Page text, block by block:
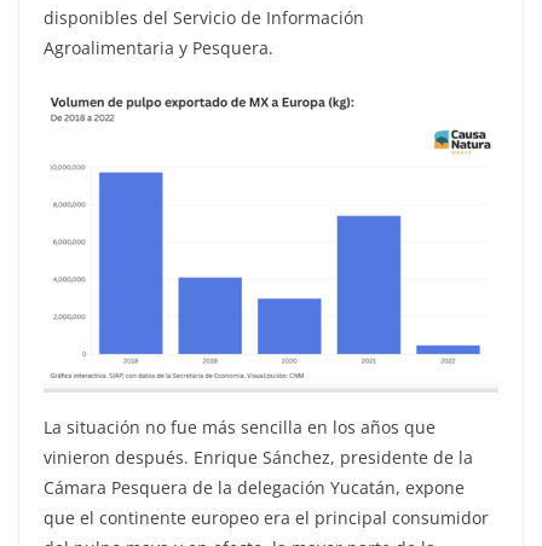
disponibles del Servicio de Información
Agroalimentaria y Pesquera.
La situación no fue más sencilla en los años que
vinieron después. Enrique Sánchez, presidente de la
Cámara Pesquera de la delegación Yucatán, expone
que el continente europeo era el principal consumidor